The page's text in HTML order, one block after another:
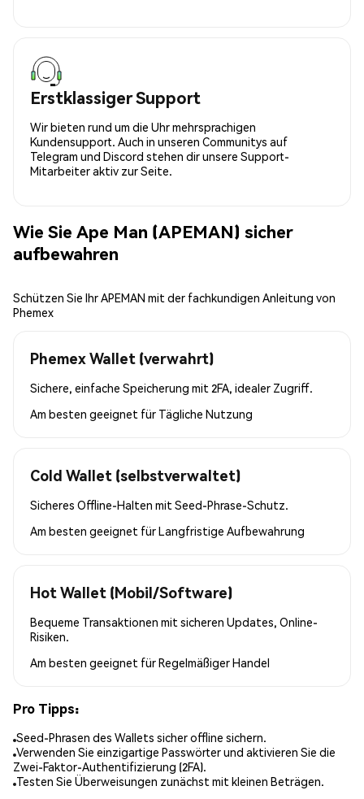
Erstklassiger Support
Wir bieten rund um die Uhr mehrsprachigen
Kundensupport. Auch in unseren Communitys auf
Telegram und Discord stehen dir unsere Support-
Mitarbeiter aktiv zur Seite.
Wie Sie Ape Man (APEMAN) sicher
aufbewahren
Schützen Sie Ihr APEMAN mit der fachkundigen Anleitung von
Phemex
Phemex Wallet (verwahrt)
Sichere, einfache Speicherung mit 2FA, idealer Zugriff.
Am besten geeignet für Tägliche Nutzung
Cold Wallet (selbstverwaltet)
Sicheres Offline-Halten mit Seed-Phrase-Schutz.
Am besten geeignet fürLangfristige Aufbewahrung
Hot Wallet (Mobil/Software)
Bequeme Transaktionen mit sicheren Updates, Online-
Risiken.
Am besten geeignet fürRegelmäßiger Handel
Pro Tipps:
Seed-Phrasen des Wallets sicher offline sichern.
Verwenden Sie einzigartige Passwörter und aktivieren Sie die
Zwei-Faktor-Authentifizierung (2FA).
Testen Sie Überweisungen zunächst mit kleinen Beträgen.